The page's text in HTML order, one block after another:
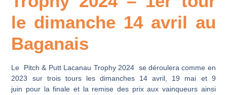
le dimanche 14 avril au
Baganais
Le Pitch & Putt Lacanau Trophy 2024se déroulera comme en
2023 sur trois tours les dimanches 14 avril 19 mai et 9
juin pour la finale et la remise des prix aux vainqueurs ainsi